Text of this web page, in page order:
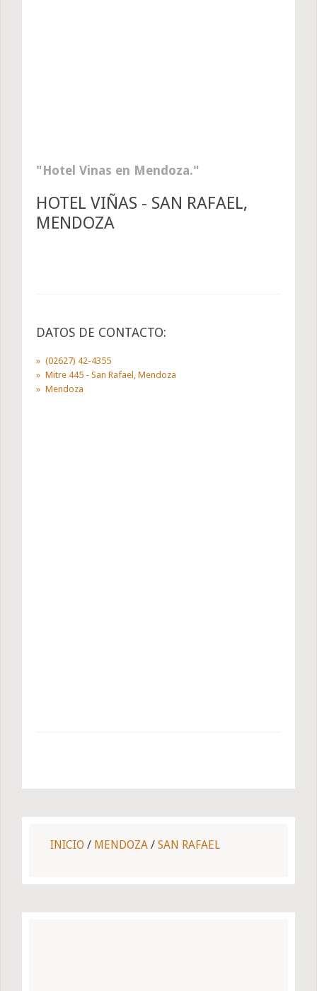
Hotel Vinas en Mendoza.
HOTEL VIÑAS - SAN RAFAEL,
MENDOZA
DATOS DE CONTACTO:
(02627) 42-4355
Mitre 445 - San Rafael, Mendoza
Mendoza
INICIO / MENDOZA / SAN RAFAEL